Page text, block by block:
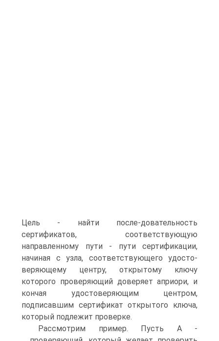
Цель - найти после-довательность
сертификатов, соответствующую
направленному пути - пути сертификации,
начиная с узла, соответствующего удосто-
веряющему центру, открытому ключу
которого проверяющий доверяет априори, и
кончая удостоверяющим центром,
подписавшим сертификат открытого ключа,
который подлежит проверке.
Рассмотрим пример. Пусть А -